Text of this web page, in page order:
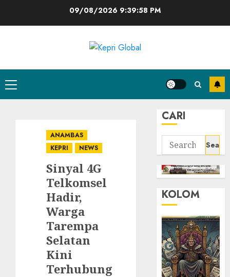
09/08/2026 9:39:59 PM
Primary
Menu
ANAMBAS
KEPRI
NEWS
Sinyal 4G
Telkomsel
Hadir,
Warga
Tarempa
Selatan
Kini
Terhubung
CARI
Search
for:
KOLOM